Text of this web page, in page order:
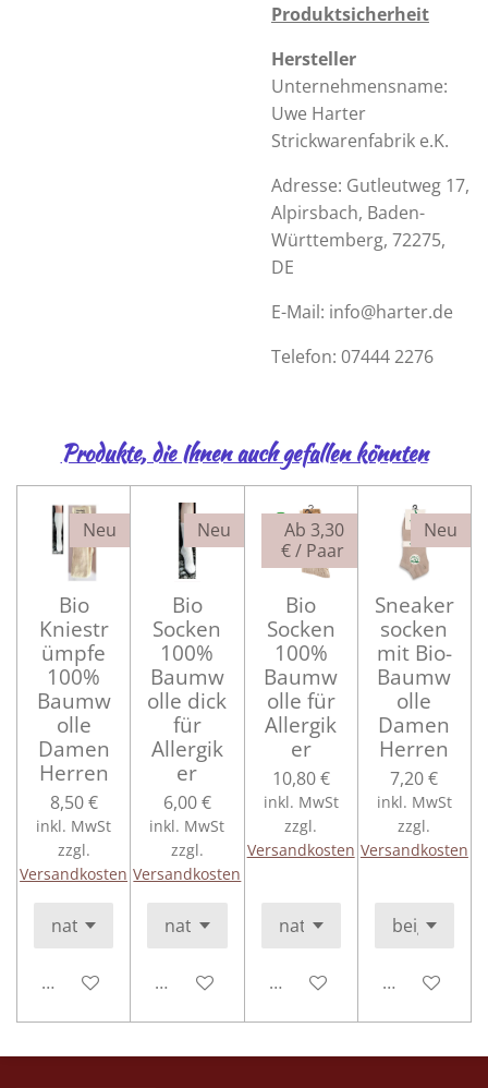
Produktsicherheit
Hersteller
Unternehmensname:
Uwe Harter
Strickwarenfabrik e.K.
Adresse: Gutleutweg 17,
Alpirsbach, Baden-
Württemberg, 72275,
DE
E-Mail: info@harter.de
Telefon: 07444 2276
Produkte, die Ihnen auch gefallen könnten
Neu
Bio
Kniestr
ümpfe
100%
Baumw
olle
Damen
Herren
8,50 €
inkl. MwSt
zzgl.
Versandkosten
In den Warenkorb
Neu
Bio
Socken
100%
Baumw
olle dick
für
Allergik
er
6,00 €
inkl. MwSt
zzgl.
Versandkosten
In den Warenkorb
Ab 3,30
€ / Paar
Bio
Socken
100%
Baumw
olle für
Allergik
er
10,80 €
inkl. MwSt
zzgl.
Versandkosten
In den Warenkorb
Neu
Sneaker
socken
mit Bio-
Baumw
olle
Damen
Herren
7,20 €
inkl. MwSt
zzgl.
Versandkosten
In den